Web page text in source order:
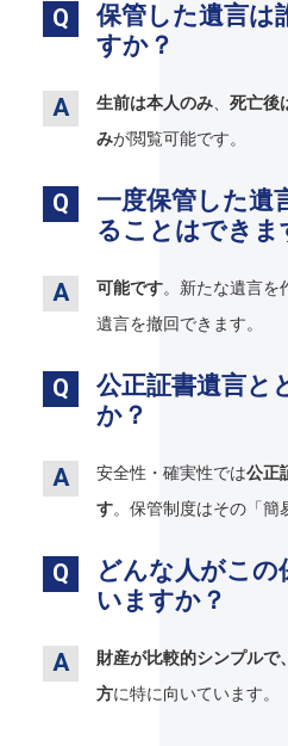
保管した遺言は
すか？
生前は本人のみ、 死亡後
みが閲覧可能です。
一度保管した遺
ることはできま
可能です。新たな遺言を
遺言を撤回できます。
公正証書遺言と
か？
安全性・確実性では公正
す。保管制度はその「簡
どんな人がこの
いますか？
財産が比較的シンプルで
方に特に向いています。